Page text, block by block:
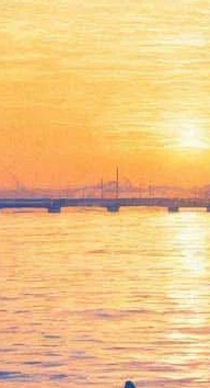
Версия для печати
Победы отметят и в
торжества начнутся 9
праздничный
военных лет. Для
устроят турнир
все желающие
прежде всего
о погибших в
торжественные
исторической